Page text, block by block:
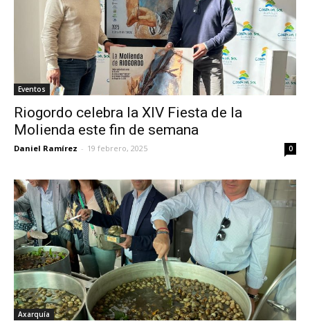
Eventos
Riogordo celebra la XIV Fiesta de la
Molienda este fin de semana
Daniel Ramírez - 19 febrero, 2025 0
Axarquía